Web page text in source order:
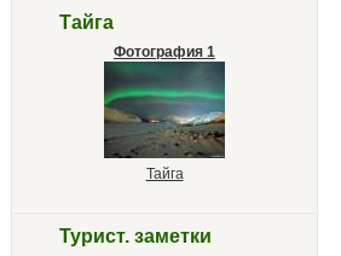
Тайга
Фотография 1
Тайга
Турист. заметки